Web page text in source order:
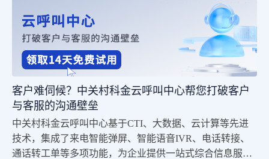
客户难伺候？中关村科金云呼叫中心帮您打破客户
与客服的沟通壁垒
中关村科金云呼叫中心​基于CTI、大数据、云计算等先进
技术，集成了来电智能弹屏、智能语音IVR、电话转接、
通话转工单等多项功能，为企业提供一站式综合信息服